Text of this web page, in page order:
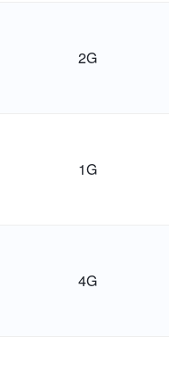
2G
1G
4G